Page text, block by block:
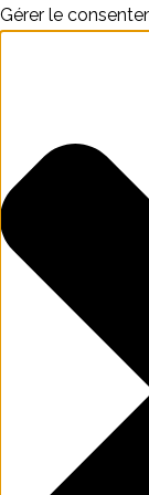
Gérer le